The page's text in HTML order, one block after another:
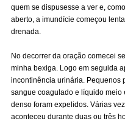
quem se dispusesse a ver e,
aberto, a imundície começou
drenada.
No decorrer da oração comecei
minha bexiga. Logo em seguida
incontinência urinária. Pequenos
sangue coagulado e líquido meio
denso foram expelidos. Várias
aconteceu durante duas ou três